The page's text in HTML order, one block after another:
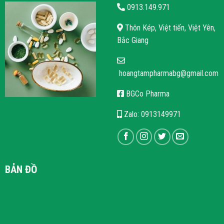
0913.149.971
Thôn Kép, Việt tiến, Việt Yên,
Bắc Giang
hoangtampharmabg@gmail.com
BGCo Pharma
Zalo: 0913149971
BẢN ĐỒ